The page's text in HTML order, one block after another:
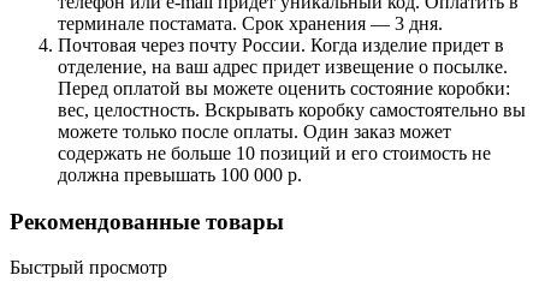
терминале постамата. Срок хранения — 3 дня.
Почтовая через почту России. Когда изделие придет в
отделение, на ваш адрес придет извещение о посылке.
Перед оплатой вы можете оценить состояние коробки:
вес, целостность. Вскрывать коробку самостоятельно вы
можете только после оплаты. Один заказ может
содержать не больше 10 позиций и его стоимость не
должна превышать 100 000 р.
Рекомендованные товары
Быстрый просмотр